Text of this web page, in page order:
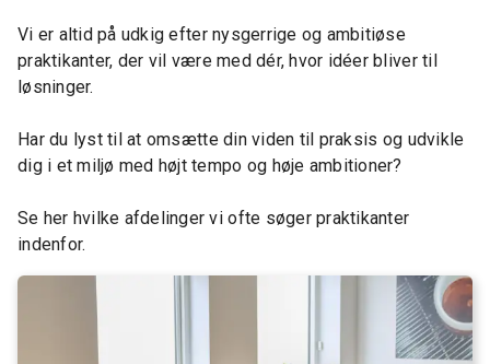
Vi er altid på udkig efter nysgerrige og ambitiøse
praktikanter, der vil være med dér, hvor idéer bliver til
løsninger.
Har du lyst til at omsætte din viden til praksis og udvikle
dig i et miljø med højt tempo og høje ambitioner?
Se her hvilke afdelinger vi ofte søger praktikanter
indenfor.